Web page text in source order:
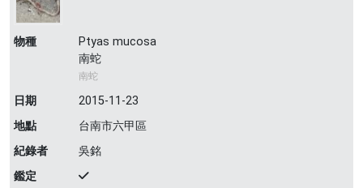
物種
Ptyas mucosa
南蛇
南蛇
日期
2015-11-23
地點
台南市六甲區
紀錄者
吳銘
鑑定